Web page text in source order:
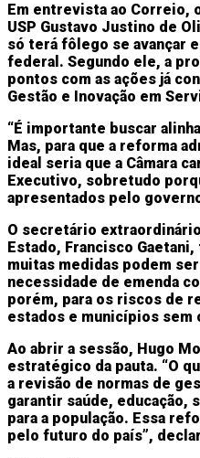
Em entrevista ao Correio,
USP Gustavo Justino de
só terá fôlego se avançar
federal. Segundo ele, a
pontos com as ações já
Gestão e Inovação em
“É importante buscar
Mas, para que a reforma
ideal seria que a Câmara
Executivo, sobretudo
apresentados pelo
O secretário
Estado, Francisco
muitas medidas podem
necessidade de emenda
porém, para os riscos de
estados e municípios
Ao abrir a sessão, Hugo
estratégico da pauta. “O
a revisão de normas de
garantir saúde, educação,
para a população. Essa
pelo futuro do país”,